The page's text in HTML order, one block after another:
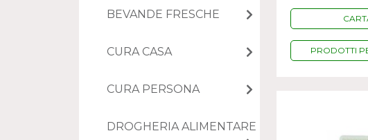
BEVANDE FRESCHE
CURA CASA
CURA PERSONA
DROGHERIA ALIMENTARE
PRODOTTI